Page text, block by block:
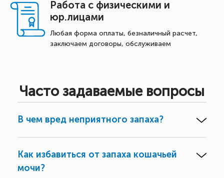
Работа с физическими и
юр.лицами
Любая форма оплаты, безналичный расчет,
заключаем договоры, обслуживаем
Часто задаваемые вопросы
В чем вред неприятного запаха?
Как избавиться от запаха кошачьей
мочи?